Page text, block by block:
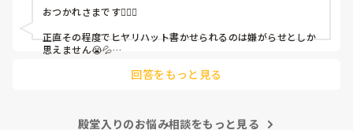
皆さんの園はどうですか?
おつかれさまです🙇🏻‍♀️
正直その程度でヒヤリハット書かせられるのは嫌がらせとしか
思えません😭💦
回答をもっと見る
殿堂入りのお悩み相談をもっと見る